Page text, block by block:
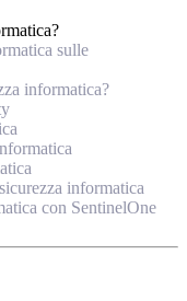
sulle
informatica?
informatica
con SentinelOne